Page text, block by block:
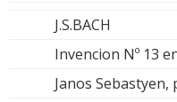
J.S.BACH
Invencion Nº 13
Janos Sebastyen,